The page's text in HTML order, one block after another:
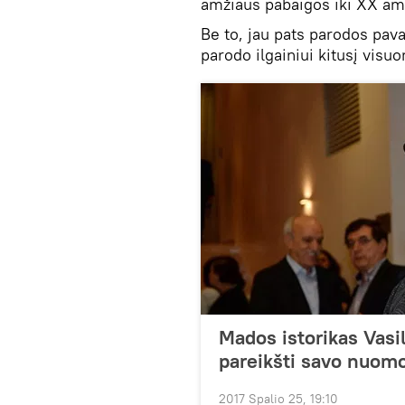
Be to, jau pats parodos
parodo ilgainiui kitusį
Mados istorikas
pareikšti savo
2017 Spalio 25, 19:10